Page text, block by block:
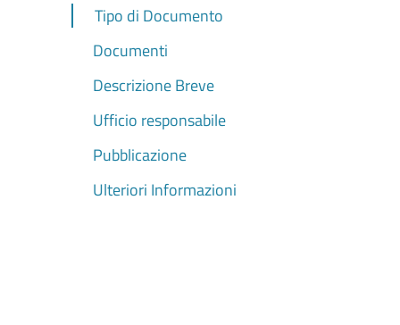
Tipo di Documento
Documenti
Descrizione Breve
Ufficio responsabile
Pubblicazione
Ulteriori Informazioni